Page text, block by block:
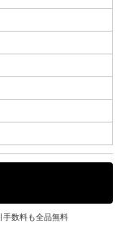
数料も全品無料